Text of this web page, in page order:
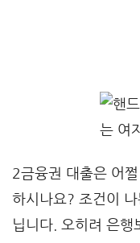
2금융권 대출은 어
하시나요? 조건이
닙니다. 오히려 은행